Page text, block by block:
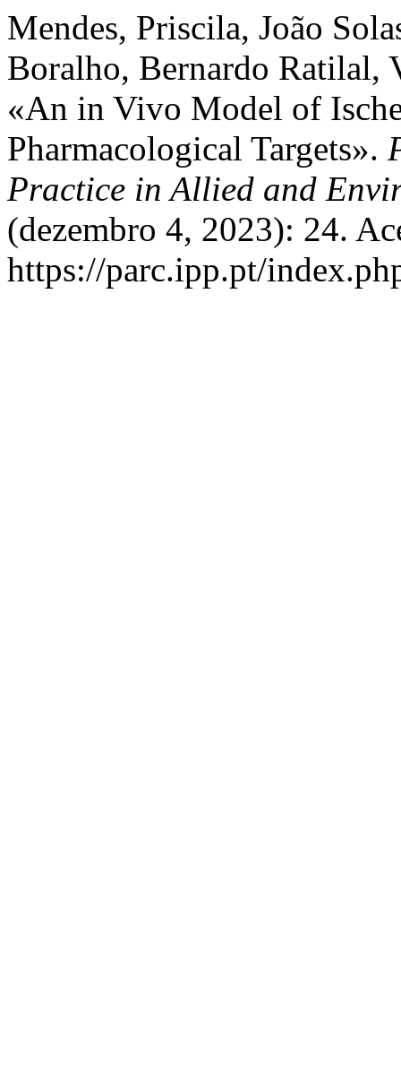
Mendes, Priscila, João
Boralho, Bernardo Ratilal,
«An in Vivo Model of
Pharmacological Targets».
Practice in Allied and
(dezembro 4, 2023): 24.
https://parc.ipp.pt/